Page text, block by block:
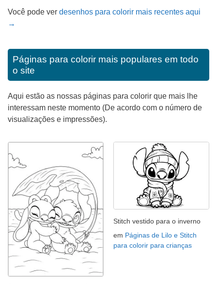
Você pode ver desenhos para colorir mais recentes aqui
→
Páginas para colorir mais populares em todo
o site
Aqui estão as nossas páginas para colorir que mais lhe
interessam neste momento (De acordo com o número de
visualizações e impressões).
Stitch vestido para o inverno
em Páginas de Lilo e Stitch
para colorir para crianças